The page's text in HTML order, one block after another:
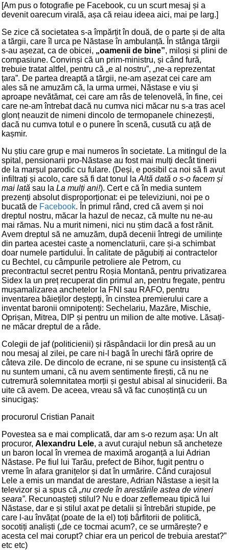
[Am pus o fotografie pe Facebook, cu un scurt mesaj și a
devenit oarecum virală, așa că reiau ideea aici, mai pe larg.]
Se zice că societatea s-a împărțit în două, de o parte și de alta
a tărgii, care îl urca pe Năstase în ambulanță. În stânga tărgii
s-au așezat, ca de obicei, „oamenii de bine”, miloși și plini de
compasiune. Convinși că un prim-ministru, și când fură,
trebuie tratat altfel, pentru că „e al nostru”, „ne-a reprezentat
țara”. De partea dreaptă a tărgii, ne-am așezat cei care am
ales să ne amuzăm că, la urma urmei, Năstase e viu și
aproape nevătămat, cei care am râs de telenovelă, în fine, cei
care ne-am întrebat dacă nu cumva nici măcar nu s-a tras acel
glonț neauzit de nimeni dincolo de termopanele chinezești,
dacă nu cumva totul e o punere în scenă, cusută cu ață de
kașmir.
Nu știu care grup e mai numeros în societate. La mitingul de la
spital, pensionarii pro-Năstase au fost mai mulți decât tinerii
de la marșul parodic cu fulare. (Deși, e posibil ca noi să fi avut
infiltrați și acolo, care să fi dat tonul la Altă dată o s-o facem și
mai lată sau la La mulți ani!). Cert e că în media suntem
prezenți absolut disproporționat: ei pe televiziuni, noi pe o
bucată de Facebook. În primul rând, cred că avem și noi
dreptul nostru, măcar la hazul de necaz, că multe nu ne-au
mai rămas. Nu a murit nimeni, nici nu știm dacă a fost rănit.
Avem dreptul să ne amuzăm, după decenii întregi de umilințe
din partea acestei caste a nomenclaturii, care și-a schimbat
doar numele partidului. În calitate de păgubiți ai contractelor
cu Bechtel, cu câmpurile petroliere ale Petrom, cu
precontractul secret pentru Roșia Montană, pentru privatizarea
Sidex la un preț recuperat din primul an, pentru fregate, pentru
mușamalizarea anchetelor la FNI sau RAFO, pentru
inventarea băieților deștepți, în cinstea premierului care a
inventat baronii omnipotenți: Sechelariu, Mazăre, Mischie,
Oprișan, Mitrea, DIP și pentru un milion de alte motive. Lăsați-
ne măcar dreptul de a râde.
Colegii de jaf (politicienii) și răspândacii lor din presă au un
nou mesaj al zilei, pe care ni-l bagă în urechi fără oprire de
câteva zile. De dincolo de ecrane, ni se spune cu insistență că
nu suntem umani, că nu avem sentimente firești, că nu ne
cutremură solemnitatea morții și gestul abisal al sinuciderii. Ba
uite că avem. De aceea, vreau să vă fac cunoștință cu un
sinucigaș:
procurorul Cristian Panait
Povestea sa e mai complicată, dar am s-o rezum așa: Un alt
procuror, Alexandru Lele, a avut curajul nebun să ancheteze
un baron local în vremea de maximă aroganță a lui Adrian
Năstase. Pe fiul lui Tarău, prefect de Bihor, fugit pentru o
vreme în afara granițelor și dat în urmărire. Când curajosul
Lele a emis un mandat de arestare, Adrian Năstase a ieșit la
televizor și a spus că „nu crede în arestările astea de vineri
seara”. Recunoașteți stilul? Nu e doar zeflemeau tipică lui
Năstase, dar e și stilul axat pe detalii și întrebări stupide, pe
care l-au învățat (poate de la el) toți bârfitorii de politică,
socotiți analiști („de ce tocmai acum?, ce se urmărește? e
acesta cel mai corupt? chiar era un pericol de trebuia arestat?”
etc etc)